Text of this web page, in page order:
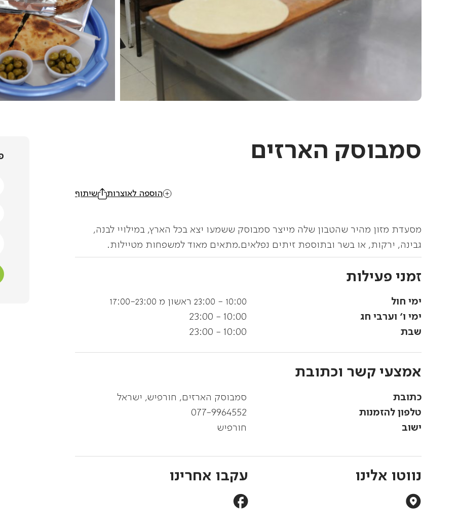
סמבוסק הארזים
שיתוף הוספה לאוצרות
מסעדת מזון מהיר שהטבון שלה מייצר סמבוסק ששמעו יצא בכל הארץ, במילויי לבנה,
גבינה, ירקות, או בשר ובתוספת זיתים נפלאים.מתאים מאוד למשפחות מטיילות.
זמני פעילות
ימי חול
10:00 - 23:00 ראשון מ 17:00-23:00
ימי ו' וערבי חג
10:00 - 23:00
שבת
10:00 - 23:00
אמצעי קשר וכתובת
כתובת
סמבוסק הארזים, חורפיש, ישראל
טלפון להזמנות
077-9964552
ישוב
חורפיש
נווטו אלינו עקבו אחרינו